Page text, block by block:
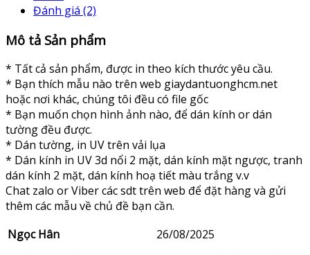
Đánh giá (2)
Mô tả Sản phẩm
* Tất cả sản phẩm, được in theo kích thước yêu cầu.
* Bạn thích mẫu nào trên web giaydantuonghcm.net
hoặc nơi khác, chúng tôi đều có file gốc
* Bạn muốn chọn hình ảnh nào, để dán kính or dán
tường đều được.
* Dán tường, in UV trên vải lụa
* Dán kính in UV 3d nổi 2 mặt, dán kính mặt ngược, tranh
dán kính 2 mặt, dán kính hoạ tiết màu trắng v.v
Chat zalo or Viber các sdt trên web để đặt hàng và gửi
thêm các mẫu về chủ đề bạn cần.
Ngọc Hân
26/08/2025